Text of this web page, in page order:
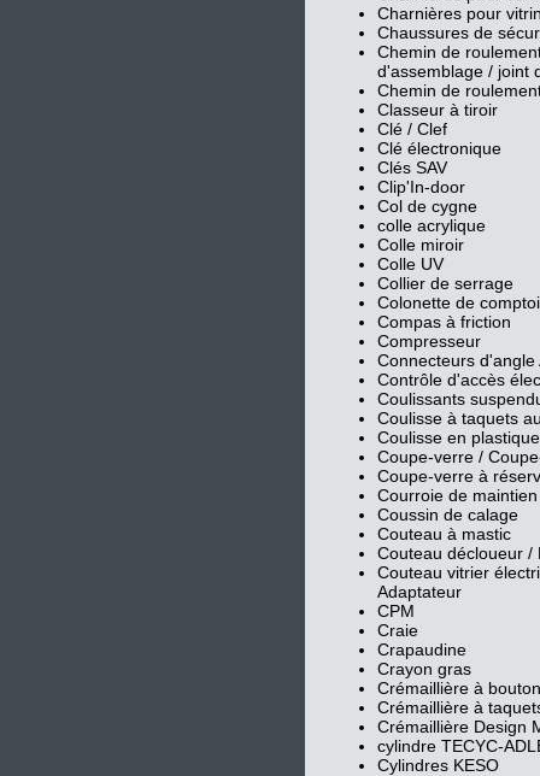
Charnières pour
Chaussures de
Chemin de
d'assemblage / joint
Chemin de
Classeur à tiroir
Clé / Clef
Clé électronique
Clés SAV
Clip'In-door
Col de cygne
colle acrylique
Colle miroir
Colle UV
Collier de serrage
Colonette de
Compas à friction
Compresseur
Connecteurs d'angle
Contrôle d'accès
Coulissants
Coulisse à taquets
Coulisse en plastique
Coupe-verre /
Coupe-verre à
Courroie de maintien
Coussin de calage
Couteau à mastic
Couteau décloueur /
Couteau vitrier
Adaptateur
CPM
Craie
Crapaudine
Crayon gras
Crémaillière à
Crémaillière à
Crémaillière Design
cylindre TECYC-
Cylindres KESO